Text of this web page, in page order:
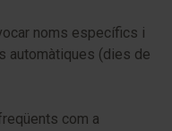
noms específics i
automàtiques (dies de
com a